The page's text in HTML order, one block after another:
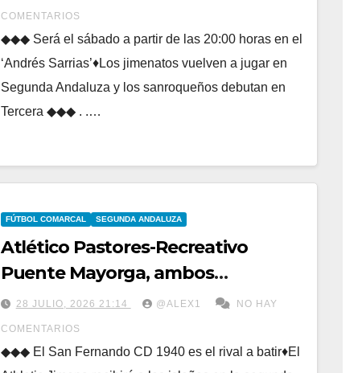
San Roque
COMENTARIOS
◆◆◆ Será el sábado a partir de las 20:00 horas en el
‘Andrés Sarrias’♦Los jimenatos vuelven a jugar en
Segunda Andaluza y los sanroqueños debutan en
Tercera ◆◆◆ . .…
FÚTBOL COMARCAL SEGUNDA ANDALUZA
Atlético Pastores-Recreativo
Puente Mayorga, ambos
ascendidos, primer duelo del curso
en la Segunda Andaluza
28 JULIO, 2026 21:14 @ALEX1 NO HAY
COMENTARIOS
◆◆◆ El San Fernando CD 1940 es el rival a batir♦El